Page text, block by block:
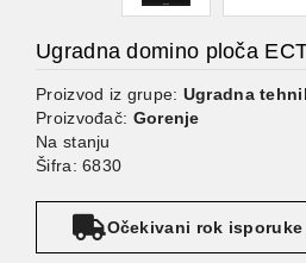
Ugradna domino ploča
Proizvod iz grupe: Ugradna
Proizvođač: Gorenje
Na stanju
Šifra: 6830
Očekivani rok